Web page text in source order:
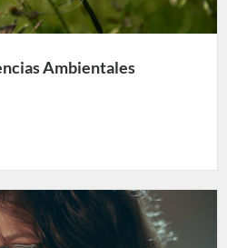
Ambientales